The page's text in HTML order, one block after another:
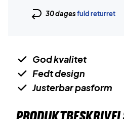
30 dagesfuld returret
God kvalitet
Fedt design
Justerbar pasform